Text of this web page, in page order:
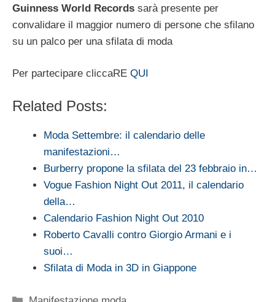
Guinness World Records sarà presente per
convalidare il maggior numero di persone che sfilano
su un palco per una sfilata di moda
Per partecipare cliccaRE QUI
Related Posts:
Moda Settembre: il calendario delle
manifestazioni…
Burberry propone la sfilata del 23 febbraio in…
Vogue Fashion Night Out 2011, il calendario
della…
Calendario Fashion Night Out 2010
Roberto Cavalli contro Giorgio Armani e i
suoi…
Sfilata di Moda in 3D in Giappone
Categorie